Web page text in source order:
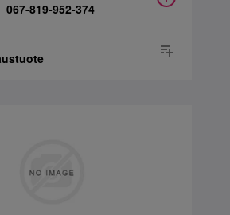
067-819-952-374